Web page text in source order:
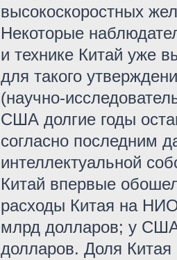
высокоскоростных
Некоторые
и технике Китай уже
для такого
(научно-
США долгие годы
согласно последним
интеллектуальной
Китай впервые
расходы Китая на
млрд долларов; у США
долларов. Доля